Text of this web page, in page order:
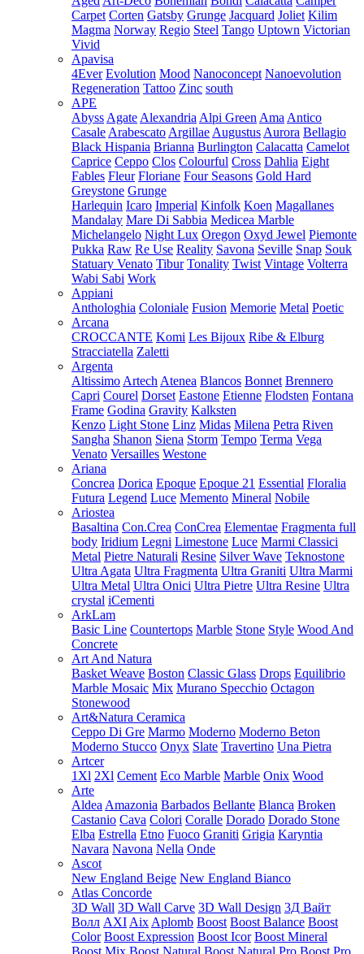
Carpet Corten Gatsby Grunge Jacquard Joliet Kilim
Magma Norway Regio Steel Tango Uptown Victorian
Vivid
Apavisa
4Ever Evolution Mood Nanoconcept Nanoevolution
Regeneration Tattoo Zinc south
APE
Abyss Agate Alexandria Alpi Green Ama Antico
Casale Arabescato Argillae Augustus Aurora Bellagio
Black Hispania Brianna Burlington Calacatta Camelot
Caprice Ceppo Clos Colourful Cross Dahlia Eight
Fables Fleur Floriane Four Seasons Gold Hard
Greystone Grunge
Harlequin Icaro Imperial Kinfolk Koen Magallanes
Mandalay Mare Di Sabbia Medicea Marble
Michelangelo Night Lux Oregon Oxyd Jewel Piemonte
Pukka Raw Re Use Reality Savona Seville Snap Souk
Statuary Venato Tibur Tonality Twist Vintage Volterra
Wabi Sabi Work
Appiani
Anthologhia Coloniale Fusion Memorie Metal Poetic
Arcana
CROCCANTE Komi Les Bijoux Ribe & Elburg
Stracciatella Zaletti
Argenta
Altissimo Artech Atenea Blancos Bonnet Brennero
Capri Courel Dorset Eastone Etienne Flodsten Fontana
Frame Godina Gravity Kalksten
Kenzo Light Stone Linz Midas Milena Petra Riven
Sangha Shanon Siena Storm Tempo Terma Vega
Venato Versailles Westone
Ariana
Concrea Dorica Epoque Epoque 21 Essential Floralia
Futura Legend Luce Memento Mineral Nobile
Ariostea
Basaltina Con.Crea ConCrea Elementae Fragmenta full
body Iridium Legni Limestone Luce Marmi Classici
Metal Pietre Naturali Resine Silver Wave Teknostone
Ultra Agata Ultra Fragmenta Ultra Graniti Ultra Marmi
Ultra Metal Ultra Onici Ultra Pietre Ultra Resine Ultra
crystal iCementi
ArkLam
Basic Line Countertops Marble Stone Style Wood And
Concrete
Art And Natura
Basket Weave Boston Classic Glass Drops Equilibrio
Marble Mosaic Mix Murano Specchio Octagon
Stonewood
Art&Natura Ceramica
Ceppo Di Gre Marmo Moderno Moderno Beton
Moderno Stucco Onyx Slate Travertino Una Pietra
Artcer
1Xl 2Xl Cement Eco Marble Marble Onix Wood
Arte
Aldea Amazonia Barbados Bellante Blanca Broken
Castanio Cava Colori Coralle Dorado Dorado Stone
Elba Estrella Etno Fuoco Graniti Grigia Karyntia
Navara Navona Nella Onde
Ascot
New England Beige New England Bianco
Atlas Concorde
3D Wall 3D Wall Carve 3D Wall Design 3Д Вайт
Волл AXI Aix Aplomb Boost Boost Balance Boost
Color Boost Expression Boost Icor Boost Mineral